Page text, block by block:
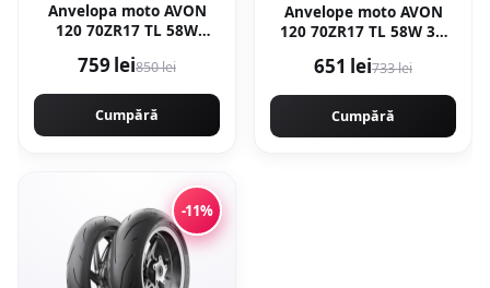
Anvelopa moto AVON
120 70ZR17 TL 58W
759 lei850 lei
Cumpără
Anvelope moto AVON
120 70ZR17 TL 58W 3D
651 lei733 lei
Cumpără
-11%